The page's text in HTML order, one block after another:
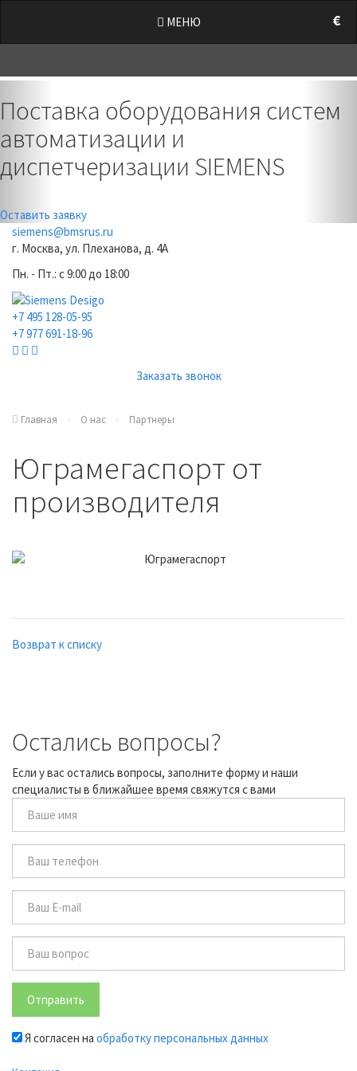
€
МЕНЮ
Поставка оборудования систем
автоматизации и
диспетчеризации SIEMENS
Оставить заявку
siemens@bmsrus.ru
г. Москва, ул. Плеханова, д. 4А
Пн. - Пт.: c 9:00 до 18:00
+7 495 128-05-95
+7 977 691-18-96
Заказать звонок
Главная О нас Партнеры
Юграмегаспорт от
производителя
Возврат к списку
Остались вопросы?
Если у вас остались вопросы, заполните форму и наши
специалисты в ближайшее время свяжутся с вами
Отправить
Я согласен на обработку персональных данных